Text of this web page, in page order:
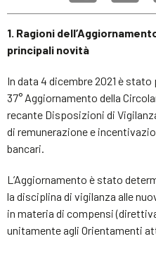
1. Ragioni
principali novità
In data 4 dicembre 2021 è
37° Aggiornamento della
recante Disposizioni di
di remunerazione e
bancari.
L’Aggiornamento è stato
la disciplina di vigilanza alle
in materia di compensi
unitamente agli Orientamenti